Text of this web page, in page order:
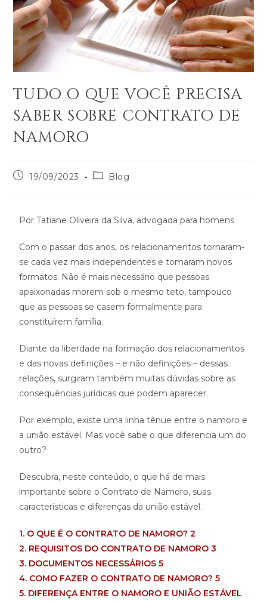
TUDO O QUE VOCÊ PRECISA
SABER SOBRE CONTRATO DE
NAMORO
19/09/2023 Blog
Por Tatiane Oliveira da Silva, advogada para homens
Com o passar dos anos, os relacionamentos tornaram-
se cada vez mais independentes e tomaram novos
formatos. Não é mais necessário que pessoas
apaixonadas morem sob o mesmo teto, tampouco
que as pessoas se casem formalmente para
constituírem família.
Diante da liberdade na formação dos relacionamentos
e das novas definições – e não definições – dessas
relações, surgiram também muitas dúvidas sobre as
consequências jurídicas que podem aparecer.
Por exemplo, existe uma linha tênue entre o namoro e
a união estável. Mas você sabe o que diferencia um do
outro?
Descubra, neste conteúdo, o que há de mais
importante sobre o Contrato de Namoro, suas
características e diferenças da união estável.
1. O QUE É O CONTRATO DE NAMORO? 2
2. REQUISITOS DO CONTRATO DE NAMORO 3
3. DOCUMENTOS NECESSÁRIOS 5
4. COMO FAZER O CONTRATO DE NAMORO? 5
5. DIFERENÇA ENTRE O NAMORO E UNIÃO ESTÁVEL